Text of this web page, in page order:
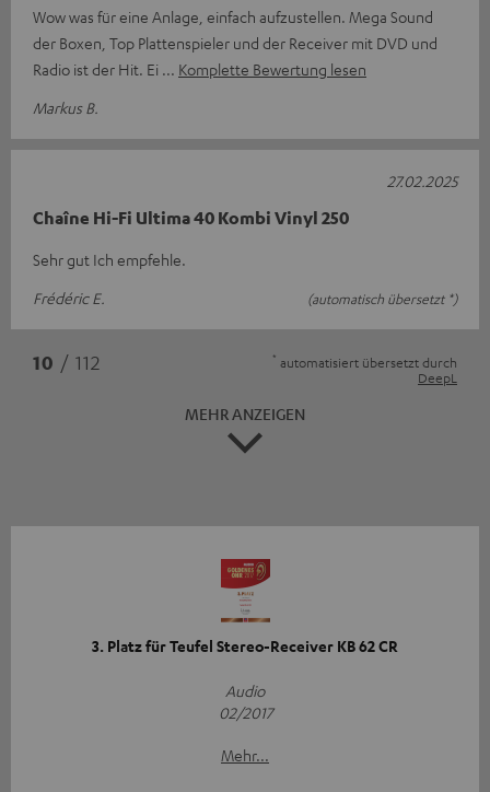
Wow was für eine Anlage, einfach aufzustellen. Mega Sound
der Boxen, Top Plattenspieler und der Receiver mit DVD und
Radio ist der Hit. Ei
Komplette Bewertung lesen
Markus B.
Chaîne Hi-Fi Ultima 40 Kombi Vinyl 250
Sehr gut Ich empfehle.
Frédéric E.
(automatisch übersetzt *)
27.02.2025
10 / 112 * automatisiert übersetzt durch
DeepL
MEHR ANZEIGEN
3. Platz für Teufel Stereo-Receiver KB 62 CR
Audio
02/2017
Mehr...